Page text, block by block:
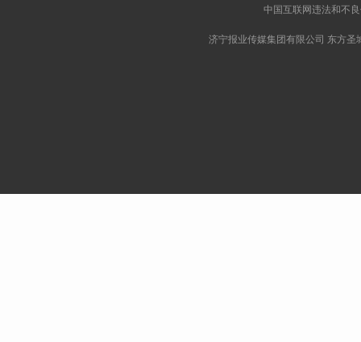
中国互联网违法和不
济宁报业传媒集团有限公司 东方